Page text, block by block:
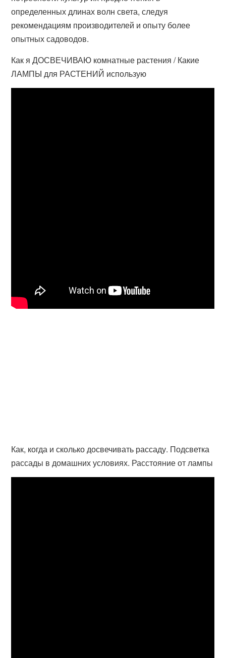
определенных длинах волн света, следуя
рекомендациям производителей и опыту более
опытных садоводов.
Как я ДОСВЕЧИВАЮ комнатные растения / Какие
ЛАМПЫ для РАСТЕНИЙ использую
Как, когда и сколько досвечивать рассаду. Подсветка
рассады в домашних условиях. Расстояние от лампы